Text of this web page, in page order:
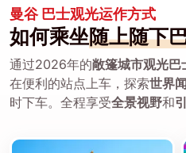
曼谷 巴士观光运作方式
如何乘坐随上随下
通过2026年的敞篷城市观光巴
在便利的站点上车，探索世界
时下车。全程享受全景视野和